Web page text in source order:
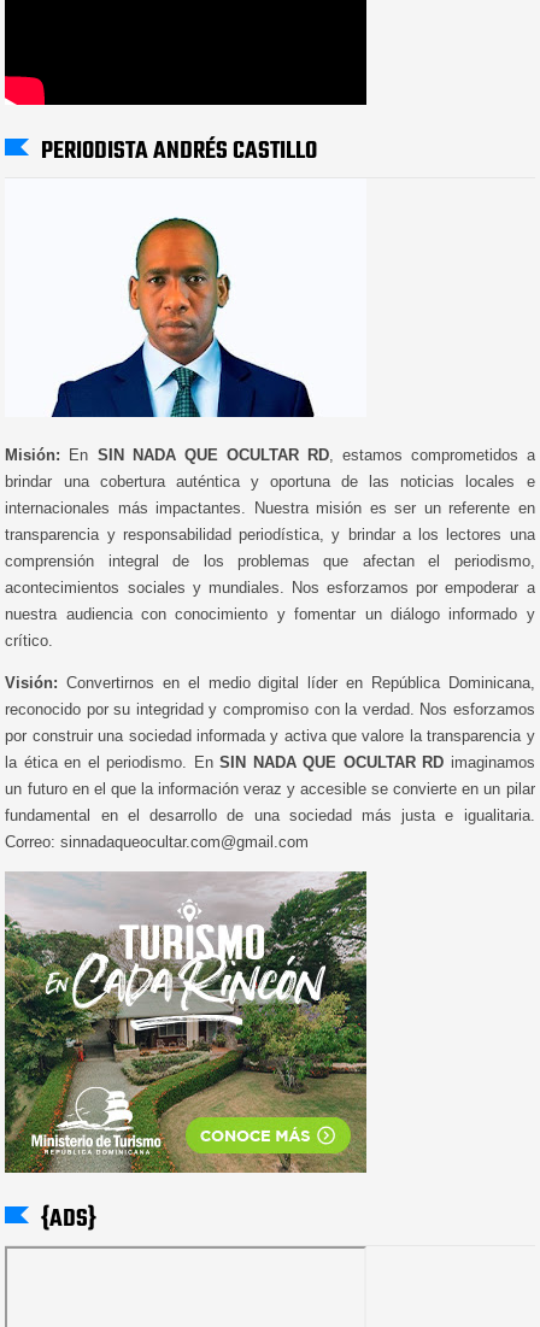
PERIODISTA ANDRÉS CASTILLO
Misión: En SIN NADA QUE OCULTAR RD, estamos comprometidos a
brindar una cobertura auténtica y oportuna de las noticias locales e
internacionales más impactantes. Nuestra misión es ser un referente en
transparencia y responsabilidad periodística, y brindar a los lectores una
comprensión integral de los problemas que afectan el periodismo,
acontecimientos sociales y mundiales. Nos esforzamos por empoderar a
nuestra audiencia con conocimiento y fomentar un diálogo informado y
crítico.
Visión: Convertirnos en el medio digital líder en República Dominicana,
reconocido por su integridad y compromiso con la verdad. Nos esforzamos
por construir una sociedad informada y activa que valore la transparencia y
la ética en el periodismo. EnSIN NADA QUE OCULTAR RD imaginamos
un futuro en el que la información veraz y accesible se convierte en un pilar
fundamental en el desarrollo de una sociedad más justa e igualitaria.
Correo: sinnadaqueocultar.com@gmail.com
{ADS}